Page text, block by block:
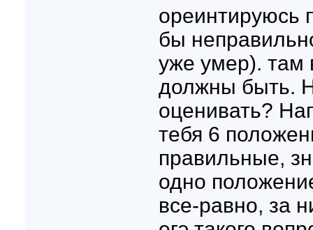
ореинтируюсь
бы
уже умер). там
должны быть.
оценивать?
тебя 6
правильные,
одно
все-равно, за